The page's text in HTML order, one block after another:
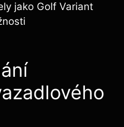
jako Golf Variant